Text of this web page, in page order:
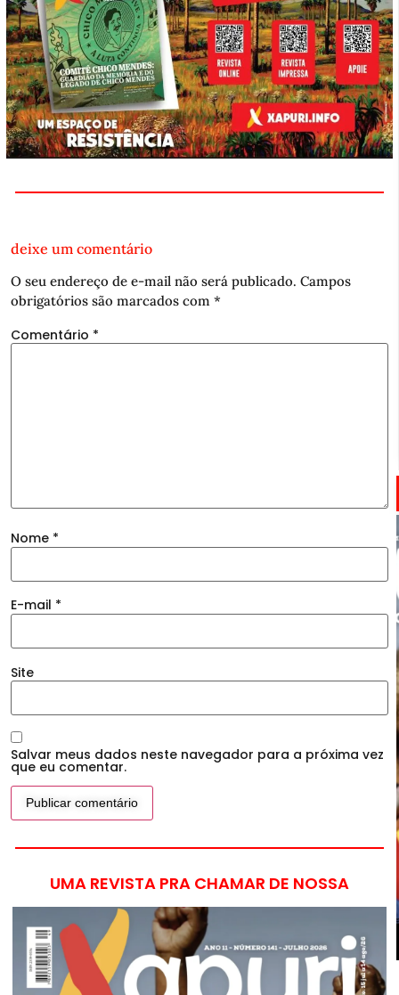
deixe um comentário
O seu endereço de e-mail não será publicado. Campos
obrigatórios são marcados com *
Comentário *
Nome *
E-mail *
Site
Salvar meus dados neste navegador para a próxima vez
que eu comentar.
UMA REVISTA PRA CHAMAR DE NOSSA